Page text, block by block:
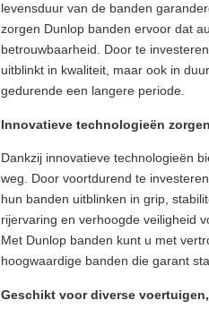
levensduur van de banden
zorgen Dunlop banden ervoor dat
betrouwbaarheid. Door te
uitblinkt in kwaliteit, maar ook in
gedurende een langere periode.
Innovatieve technologieën
Dankzij innovatieve technologieën
weg. Door voortdurend te
hun banden uitblinken in grip,
rijervaring en verhoogde veiligheid
Met Dunlop banden kunt u met
hoogwaardige banden die garant
Geschikt voor diverse voertuigen,